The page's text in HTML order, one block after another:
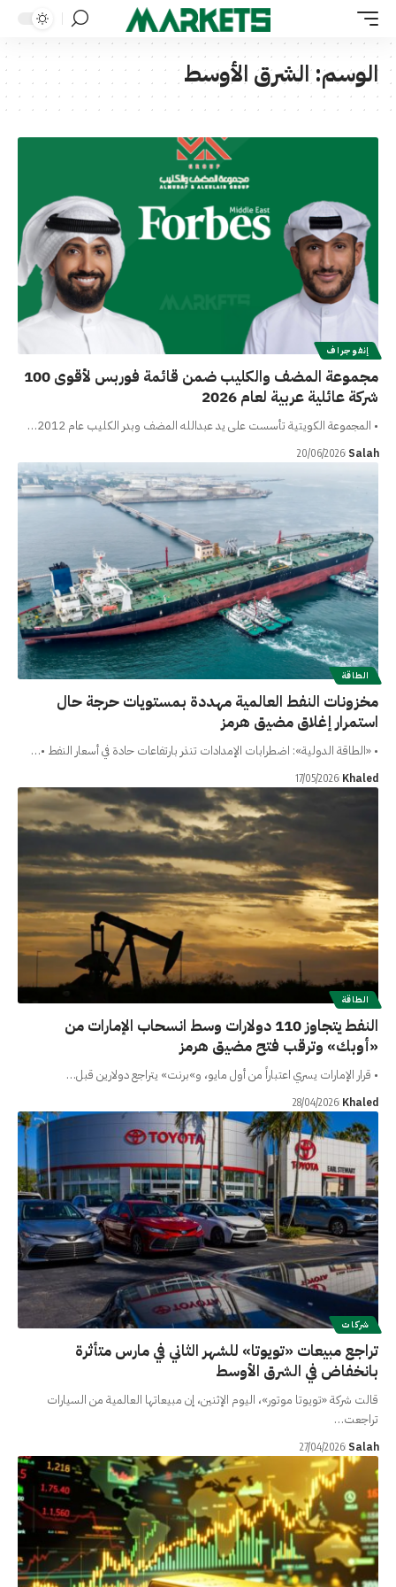
الوسم:الشرق الأوسط
إنفوجراف
مجموعة المضف والكليب ضمن قائمة فوربس لأقوى 100
شركة عائلية عربية لعام 2026
• المجموعة الكويتية تأسست على يد عبدالله المضف وبدر الكليب عام 2012…
Salah
20/06/2026
الطاقة
مخزونات النفط العالمية مهددة بمستويات حرجة حال
استمرار إغلاق مضيق هرمز
• «الطاقة الدولية»: اضطرابات الإمدادات تنذر بارتفاعات حادة في أسعار النفط •…
Khaled
17/05/2026
الطاقة
النفط يتجاوز 110 دولارات وسط انسحاب الإمارات من
«أوبك» وترقب فتح مضيق هرمز
• قرار الإمارات يسري اعتباراً من أول مايو، و»برنت» يتراجع دولارين قبل…
Khaled
28/04/2026
شركات
تراجع مبيعات «تويوتا» للشهر الثاني في مارس متأثرة
بانخفاض في الشرق الأوسط
قالت شركة «تويوتا موتور»، اليوم الإثنين، إن مبيعاتها العالمية من السيارات
تراجعت…
Salah
27/04/2026